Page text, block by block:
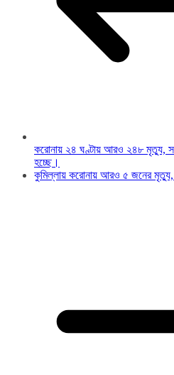
করোনায় ২৪ ঘণ্টায় আরও ২৪৮ মৃত্যু,
হচ্ছে।
কুমিল্লায় করোনায় আরও ৫ জনের